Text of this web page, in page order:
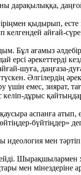
дарақылыққа,
қыдырып, есте
айғай-
Бұл ағамыз
ерсі әрекеттерді
шуға, даңғаза-
Әлгілердің
емес, зиярат,
дұрыс
аспанға атып,
бүйтіңдер»
мен
Шырақшылармен
мен мінездеріне